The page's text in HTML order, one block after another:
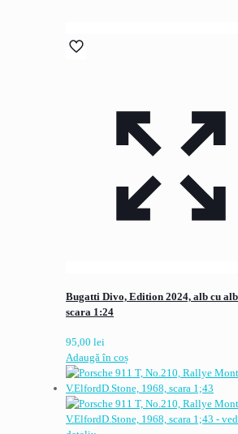
Bugatti Divo, Edition 2024, alb cu
scara 1:24
95,00 lei
Adaugă în coș